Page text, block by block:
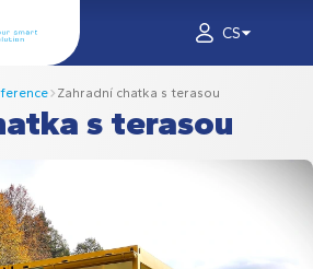
CS
s terasou
Zahradní chatka s terasou